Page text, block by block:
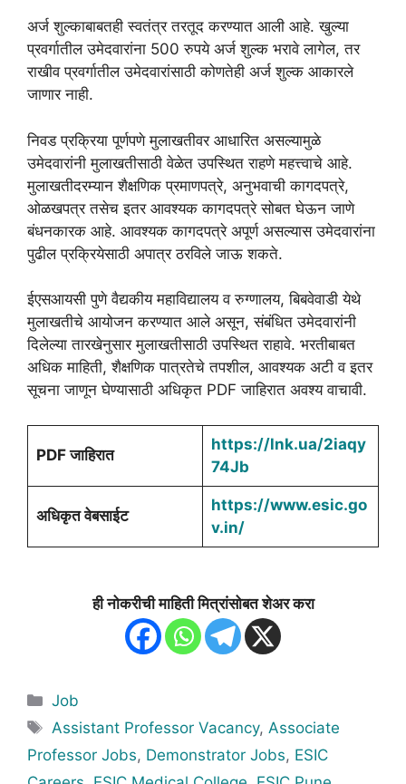
अर्ज शुल्काबाबतही स्वतंत्र तरतूद करण्यात आली आहे. खुल्या
प्रवर्गातील उमेदवारांना 500 रुपये अर्ज शुल्क भरावे लागेल, तर
राखीव प्रवर्गातील उमेदवारांसाठी कोणतेही अर्ज शुल्क आकारले
जाणार नाही.
निवड प्रक्रिया पूर्णपणे मुलाखतीवर आधारित असल्यामुळे
उमेदवारांनी मुलाखतीसाठी वेळेत उपस्थित राहणे महत्त्वाचे आहे.
मुलाखतीदरम्यान शैक्षणिक प्रमाणपत्रे, अनुभवाची कागदपत्रे,
ओळखपत्र तसेच इतर आवश्यक कागदपत्रे सोबत घेऊन जाणे
बंधनकारक आहे. आवश्यक कागदपत्रे अपूर्ण असल्यास उमेदवारांना
पुढील प्रक्रियेसाठी अपात्र ठरविले जाऊ शकते.
ईएसआयसी पुणे वैद्यकीय महाविद्यालय व रुग्णालय, बिबवेवाडी येथे
मुलाखतीचे आयोजन करण्यात आले असून, संबंधित उमेदवारांनी
दिलेल्या तारखेनुसार मुलाखतीसाठी उपस्थित राहावे. भरतीबाबत
अधिक माहिती, शैक्षणिक पात्रतेचे तपशील, आवश्यक अटी व इतर
सूचना जाणून घेण्यासाठी अधिकृत PDF जाहिरात अवश्य वाचावी.
PDF जाहिरात
https://lnk.ua/2iaqy
74Jb
अधिकृत वेबसाईट
https://www.esic.go
v.in/
ही नोकरीची माहिती मित्रांसोबत शेअर करा
Categories
Job
Tags
Assistant Professor Vacancy,Associate
Professor Jobs, Demonstrator Jobs, ESIC